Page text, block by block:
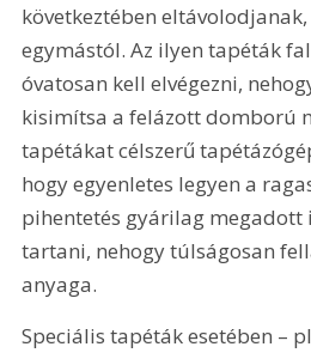
következtében
egymástól. Az ilyen tapéták
óvatosan kell elvégezni,
kisimítsa a felázott domború
tapétákat célszerű
hogy egyenletes legyen a
pihentetés gyárilag megadott
tartani, nehogy túlságosan
anyaga.
Speciális tapéták esetében –